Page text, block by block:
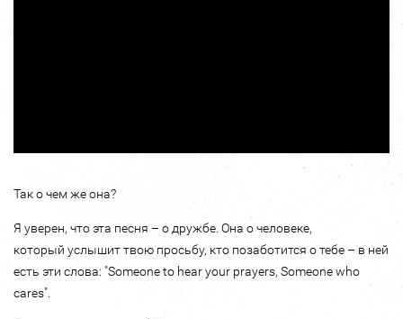
Так о чем же она?
Я уверен, что эта песня – о дружбе. Она о человеке,
который услышит твою просьбу, кто позаботится о тебе – в ней
есть эти слова: "Someone to hear your prayers, Someone who
cares".